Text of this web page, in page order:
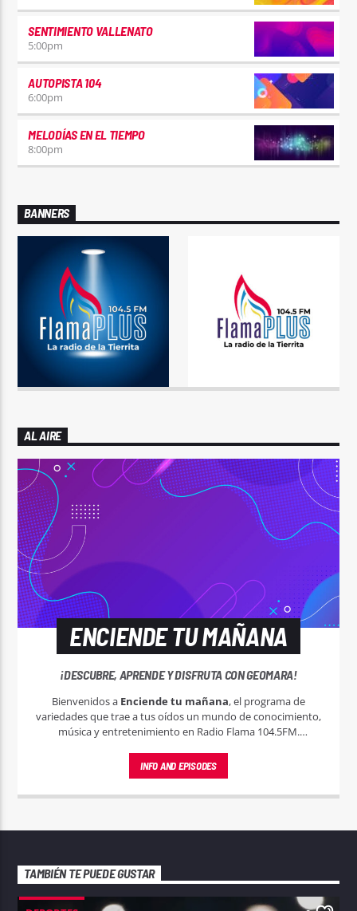
SENTIMIENTO VALLENATO
5:00pm
AUTOPISTA 104
6:00pm
MELODÍAS EN EL TIEMPO
8:00pm
BANNERS
AL AIRE
ENCIENDE TU MAÑANA
¡DESCUBRE, APRENDE Y DISFRUTA CON GEOMARA!
Bienvenidos a Enciende tu mañana, el programa de
variedades que trae a tus oídos un mundo de conocimiento,
música y entretenimiento en Radio Flama 104.5FM.
espacio está diseñado para enriquecer, inspirar y entretener
INFO AND EPISODES
TAMBIÉN TE PUEDE GUSTAR